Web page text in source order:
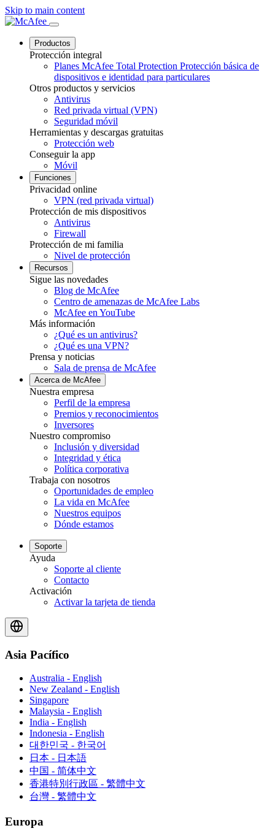
Skip to main content
Productos
Protección integral
Planes McAfee Total Protection Protección básica de
dispositivos e identidad para particulares
Otros productos y servicios
Antivirus
Red privada virtual (VPN)
Seguridad móvil
Herramientas y descargas gratuitas
Protección web
Conseguir la app
Móvil
Funciones
Privacidad online
VPN (red privada virtual)
Protección de mis dispositivos
Antivirus
Firewall
Protección de mi familia
Nivel de protección
Recursos
Sigue las novedades
Blog de McAfee
Centro de amenazas de McAfee Labs
McAfee en YouTube
Más información
¿Qué es un antivirus?
¿Qué es una VPN?
Prensa y noticias
Sala de prensa de McAfee
Acerca de McAfee
Nuestra empresa
Perfil de la empresa
Premios y reconocimientos
Inversores
Nuestro compromiso
Inclusión y diversidad
Integridad y ética
Política corporativa
Trabaja con nosotros
Oportunidades de empleo
La vida en McAfee
Nuestros equipos
Dónde estamos
Soporte
Ayuda
Soporte al cliente
Contacto
Activación
Activar la tarjeta de tienda
Asia Pacífico
Australia - English
New Zealand - English
Singapore
Malaysia - English
India - English
Indonesia - English
대한민국 - 한국어
日本 - 日本語
中国 - 简体中文
香港特別行政區 - 繁體中文
台灣 - 繁體中文
Europa